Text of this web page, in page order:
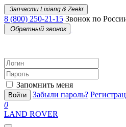
Запчасти Lixiang & Zeekr
8 (800) 250-21-15 Звонок по
Обратный звонок
Запомнить меня
Войти Забыли пароль?
0
LAND ROVER